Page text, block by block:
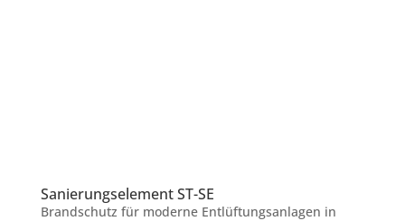
Sanierungselement ST-SE
Brandschutz für moderne Entlüftungsanlagen in